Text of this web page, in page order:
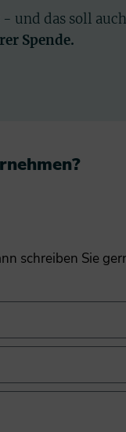
das soll
Spende.
schreiben Sie